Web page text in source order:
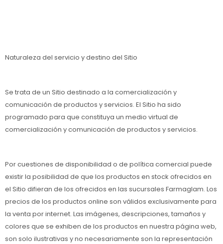
Naturaleza del servicio y destino del Sitio
Se trata de un Sitio destinado a la comercialización y
comunicación de productos y servicios. El Sitio ha sido
programado para que constituya un medio virtual de
comercialización y comunicación de productos y servicios.
Por cuestiones de disponibilidad o de política comercial puede
existir la posibilidad de que los productos en stock ofrecidos en
el Sitio difieran de los ofrecidos en las sucursales Farmaglam. Los
precios de los productos online son válidos exclusivamente para
la venta por internet. Las imágenes, descripciones, tamaños y
colores que se exhiben de los productos en nuestra página web,
son solo ilustrativas y no necesariamente son la representación